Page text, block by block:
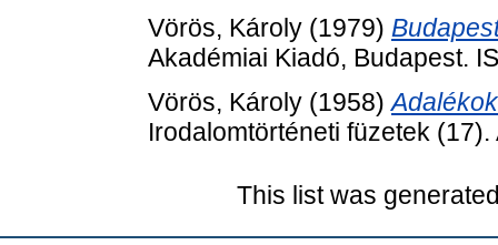
Vörös, Károly (1979)
Akadémiai Kiadó, Budapest.
Vörös, Károly (1958)
Irodalomtörténeti füzetek
This list was